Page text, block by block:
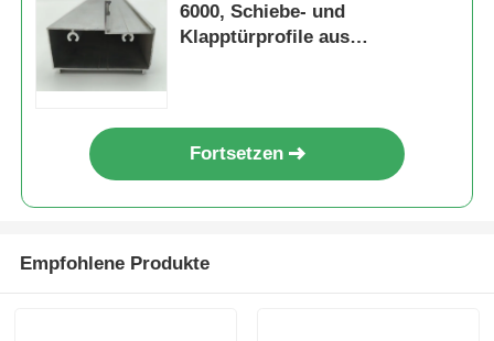
6000, Schiebe- und
Klapptürprofile aus
Fortsetzen
Empfohlene Produkte